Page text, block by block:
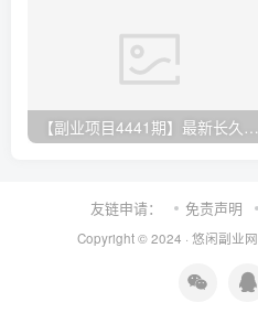
【副业项目4441期】最新长久稳定暴利项目，运费险全新玩法，日赚1000（包含详细教程，全程指导）
友链申请： 免责声明
Copyright © 2024 · 悠闲副业网